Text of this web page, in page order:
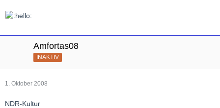
Amfortas08
INAKTIV
1. Oktober 2008
NDR-Kultur